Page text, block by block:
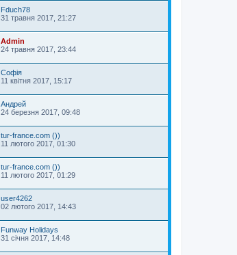
Fduch78
31 травня 2017, 21:27
Admin
24 травня 2017, 23:44
Софія
11 квітня 2017, 15:17
Андрей
24 березня 2017, 09:48
tur-france.com ())
11 лютого 2017, 01:30
tur-france.com ())
11 лютого 2017, 01:29
user4262
02 лютого 2017, 14:43
Funway Holidays
31 січня 2017, 14:48